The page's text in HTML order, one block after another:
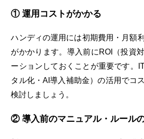
① 運用コストがかかる
ハンディの運用には初期費用・月額
がかかります。導入前にROI（投資
ーションしておくことが重要です。
タル化・AI導入補助金）の活用でコ
検討しましょう。
② 導入前のマニュアル・ルール